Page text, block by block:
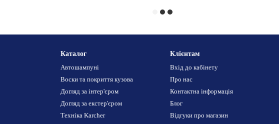
Каталог
Автошампуні
Воски та покриття кузова
Догляд за інтер'єром
Догляд за екстер'єром
Техніка Karcher
Клієнтам
Вхід до кабінету
Про нас
Контактна інформація
Блог
Відгуки про магазин